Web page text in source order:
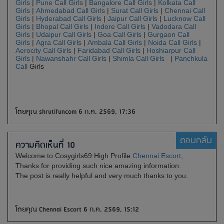
Girls | Pune Call Girls | Bangalore Call Girls | Kolkata Call
Girls | Ahmedabad Call Girls | Surat Call Girls | Chennai Call
Girls | Hyderabad Call Girls | Jaipur Call Girls | Lucknow Call
Girls | Bhopal Call Girls | Indore Call Girls | Vadodara Call
Girls | Udaipur Call Girls | Goa Call Girls | Gurgaon Call
Girls | Agra Call Girls | Ambala Call Girls | Noida Call Girls |
Aerocity Call Girls | Faridabad Call Girls | Hoshiarpur Call
Girls | Nawanshahr Call Girls | Shimla Call Girls | Panchkula
Call Girls
โดยคุณ shrutifuncom 6 ก.ค. 2569, 17:36
ความคิดเห็นที่ 10 ตอบกลับ
Welcome to Cosygirls69 High Profile Chennai Escort
Thanks for providing such nice amazing information.
The post is really helpful and very much thanks to you.
โดยคุณ Chennai Escort 6 ก.ค. 2569, 15:12